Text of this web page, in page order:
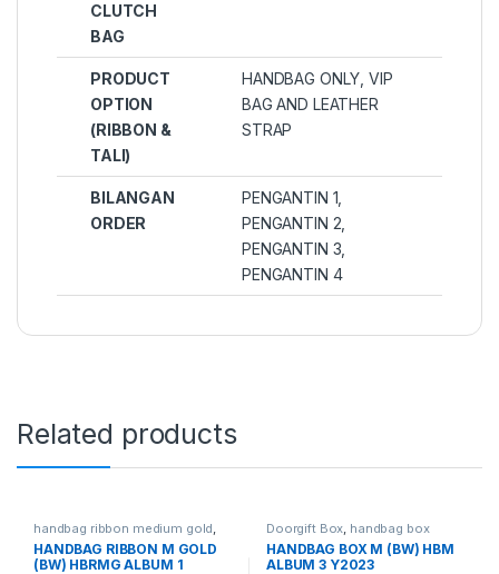
CLUTCH
BAG
PRODUCT
OPTION
(RIBBON &
TALI)
HANDBAG ONLY ,VIP
BAG AND LEATHER
STRAP
BILANGAN
ORDER
PENGANTIN 1,
PENGANTIN 2,
PENGANTIN 3,
PENGANTIN 4
Related products
handbag ribbon medium gold,
handbag box
HANDBAG RIBBON M GOLD
(BW) HBRMG ALBUM 1
Doorgift Box, handbag box
HANDBAG BOX M (BW) HBM
ALBUM 3 Y2023